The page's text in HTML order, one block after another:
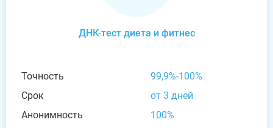
ДНК-тест диета и фитнес
Точность
99,9%-100%
Срок
от 3 дней
Анонимность
100%